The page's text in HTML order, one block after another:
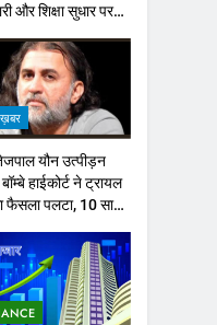
और शिक्षा सुधार पर
यौन उत्पीड़न
हाईकोर्ट ने ट्रायल
पलटा, 10 साल